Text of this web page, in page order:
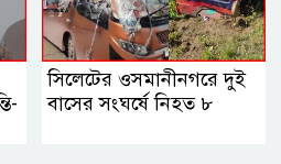
সিলেটের ওসমানীনগরে দুই
বাসের সংঘর্ষে নিহত ৮